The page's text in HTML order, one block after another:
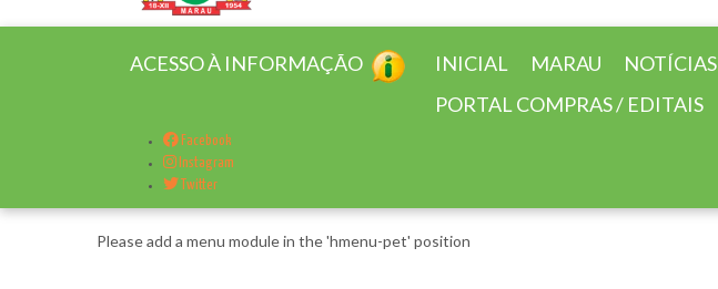
ACESSO À INFORMAÇÃO INICIAL MARAU NOTÍCIAS
PORTAL COMPRAS / EDITAIS
Facebook
Instagram
Twitter
Please add a menu module in the 'hmenu-pet' position